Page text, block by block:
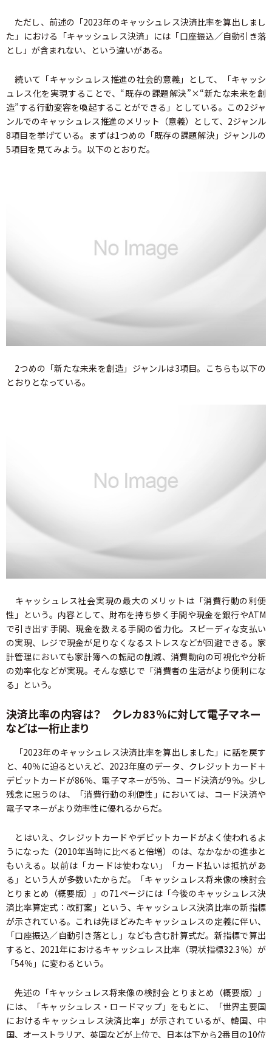
ただし、前述の「2023年のキャッシュレス決済比率を算出しまし
た」における「キャッシュレス決済」には「口座振込／自動引き落
とし」が含まれない、という違いがある。
続いて「キャッシュレス推進の社会的意義」として、「キャッシ
ュレス化を実現することで、“既存の課題解決”×“新たな未来を創
造”する行動変容を喚起することができる」としている。この2ジャ
ンルでのキャッシュレス推進のメリット（意義）として、2ジャンル
8項目を挙げている。まずは1つめの「既存の課題解決」ジャンルの
5項目を見てみよう。以下のとおりだ。
2つめの「新たな未来を創造」ジャンルは3項目。こちらも以下の
とおりとなっている。
キャッシュレス社会実現の最大のメリットは「消費行動の利便
性」という。内容として、財布を持ち歩く手間や現金を銀行やATM
で引き出す手間、現金を数える手間の省力化。スピーディな支払い
の実現、レジで現金が足りなくなるストレスなどが回避できる。家
計管理においても家計簿への転記の削減、消費動向の可視化や分析
の効率化などが実現。そんな感じで「消費者の生活がより便利にな
る」という。
決済比率の内容は？ クレカ83％に対して電子マネー
などは一桁止まり
「2023年のキャッシュレス決済比率を算出しました」に話を戻す
と、40％に迫るといえど、2023年度のデータ、クレジットカード＋
デビットカードが86％、電子マネーが5％、コード決済が9％。少し
残念に思うのは、「消費行動の利便性」においては、コード決済や
電子マネーがより効率性に優れるからだ。
とはいえ、クレジットカードやデビットカードがよく使われるよ
うになった（2010年当時に比べると倍増）のは、なかなかの進歩と
もいえる。以前は「カードは使わない」「カード払いは抵抗があ
る」という人が多数いたからだ。「キャッシュレス将来像の検討会
とりまとめ（概要版）」の71ページには「今後のキャッシュレス決
済比率算定式：改訂案」という、キャッシュレス決済比率の新指標
が示されている。これは先ほどみたキャッシュレスの定義に伴い、
「口座振込／自動引き落とし」なども含む計算式だ。新指標で算出
すると、2021年におけるキャッシュレス比率（現状指標32.3％）が
「54％」に変わるという。
先述の「キャッシュレス将来像の検討会 とりまとめ（概要版）」
には、「キャッシュレス・ロードマップ」をもとに、「世界主要国
におけるキャッシュレス決済比率」が示されているが、韓国、中
国、オーストラリア、英国などが上位で、日本は下から2番目の10位